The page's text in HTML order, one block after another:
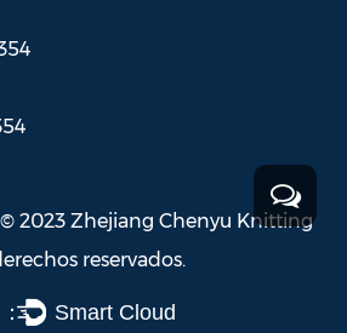
2023 Zhejiang Chenyu Knitting
reservados.
Smart Cloud